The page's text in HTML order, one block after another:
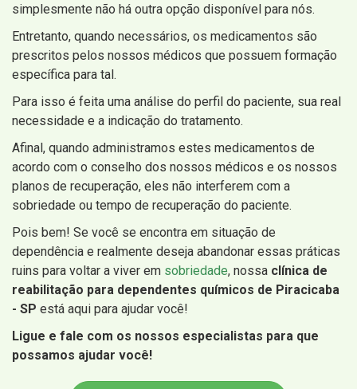
simplesmente não há outra opção disponível para nós.
Entretanto, quando necessários, os medicamentos são
prescritos pelos nossos médicos que possuem formação
específica para tal.
Para isso é feita uma análise do perfil do paciente, sua real
necessidade e a indicação do tratamento.
Afinal, quando administramos estes medicamentos de
acordo com o conselho dos nossos médicos e os nossos
planos de recuperação, eles não interferem com a
sobriedade ou tempo de recuperação do paciente.
Pois bem! Se você se encontra em situação de
dependência e realmente deseja abandonar essas práticas
ruins para voltar a viver em sobriedade, nossa clínica de
reabilitação para dependentes químicos de Piracicaba
- SP está aqui para ajudar você!
Ligue e fale com os nossos especialistas para que
possamos ajudar você!